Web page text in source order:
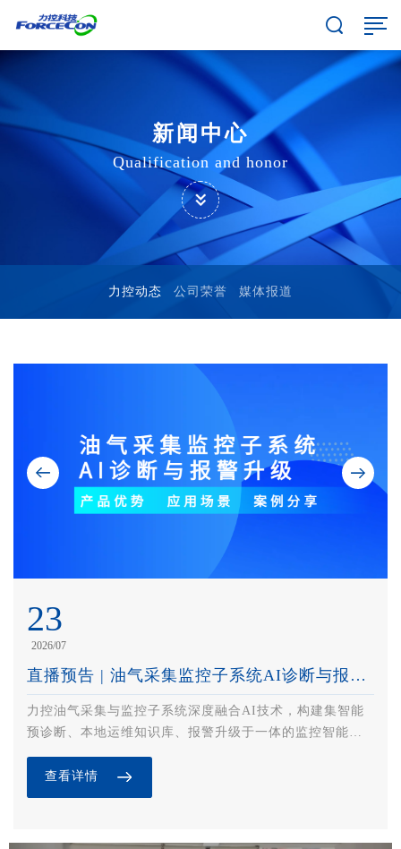
新闻中心
Qualification and honor
力控动态 公司荣誉 媒体报道
03
2026/08
直播预告 | 矿山智能化全栈式解决方案与实践案例分享
方案融合 OT/IT 技术，依托云边端协同架构构建 “安全、
效率、管理” 三位一体智能体系，覆盖矿山安全管控、生产
执行、集中运营三大业务域，适配井工 / 露天矿、选矿
厂，支持国产信创。方案已落地十余座国家级智能矿山示
范项目，助推矿山从 “人控” 迈向 “智控”，提升本质安全与
查看详情
23
2026/07
直播预告 | 油气采集监控子系统AI诊断与报警升级
力控油气采集与监控子系统深度融合AI技术，构建集智能
预诊断、本地运维知识库、报警升级于一体的监控智能
体。系统通过智能算法快速识别海量数据中的异常波动，
精准定位故障源头；同时为运维团队提供清晰的作业指
导，大幅缩短故障发现与解决时间，赋予油气生产系统具
效率。
查看详情